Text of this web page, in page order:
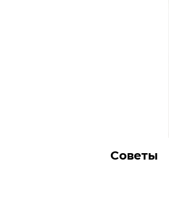
Советы